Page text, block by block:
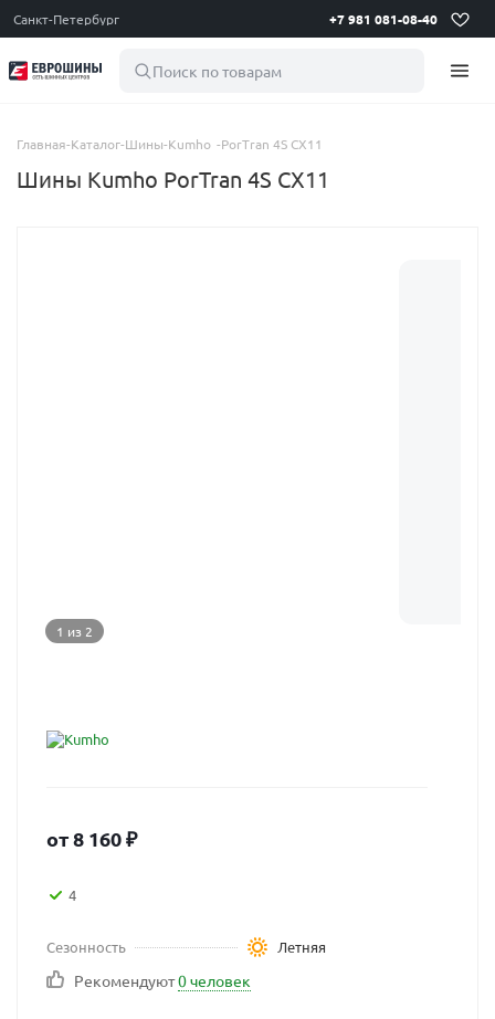
Санкт-Петербург +7 981 081-08-40
Поиск по товарам
Главная-Каталог-Шины-Kumho -PorTran 4S CX11
Шины Kumho PorTran 4S CX11
1 из 2
от8 160₽
4
Сезонность Летняя
Рекомендуют0 человек